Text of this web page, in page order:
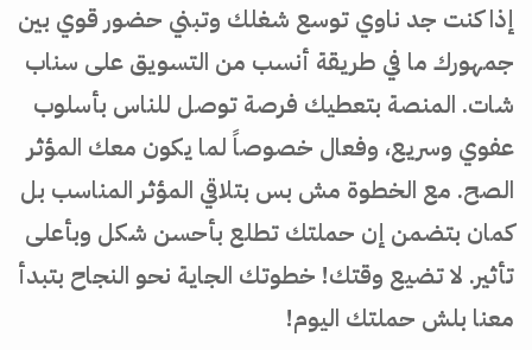
إذا كنت جد ناوي توسع شغلك وتبني حضور قوي بين
جمهورك ما في طريقة أنسب من التسويق على سناب
شات. المنصة بتعطيك فرصة توصل للناس بأسلوب
عفوي وسريع، وفعال خصوصاً لما يكون معك المؤثر
الصح. مع الخطوة مش بس بتلاقي المؤثر المناسب بل
كمان بتضمن إن حملتك تطلع بأحسن شكل وبأعلى
تأثير. لا تضيع وقتك! خطوتك الجاية نحو النجاح بتبدأ
معنا بلش حملتك اليوم!